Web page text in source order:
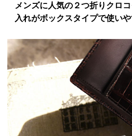
メンズに人気の２つ折りクロ
入れがボックスタイプで使い